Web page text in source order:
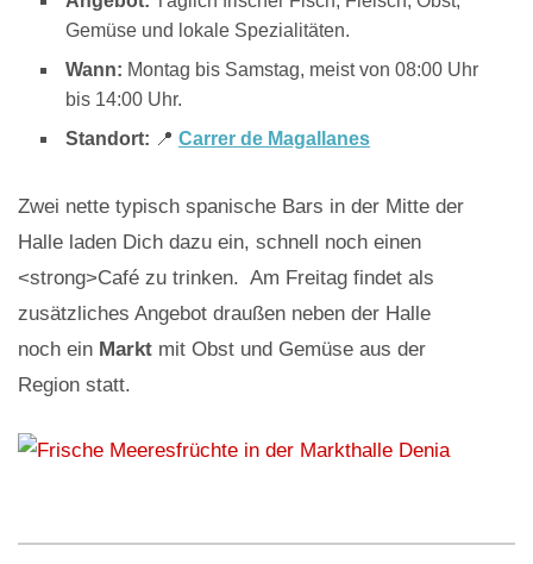
Gemüse und lokale Spezialitäten.
Wann: Montag bis Samstag, meist von 08:00 Uhr
bis 14:00 Uhr.
Standort: 📍 Carrer de Magallanes
Zwei nette typisch spanische Bars in der Mitte der
Halle laden Dich dazu ein, schnell noch einen
<strong>Café zu trinken. Am Freitag findet als
zusätzliches Angebot draußen neben der Halle
noch ein Markt mit Obst und Gemüse aus der
Region statt.